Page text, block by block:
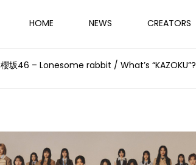
HOME NEWS CREATORS
櫻坂46 – Lonesome rabbit / What’s “KAZOKU”?